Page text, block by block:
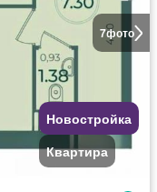
7фото
Новостройка
Квартира